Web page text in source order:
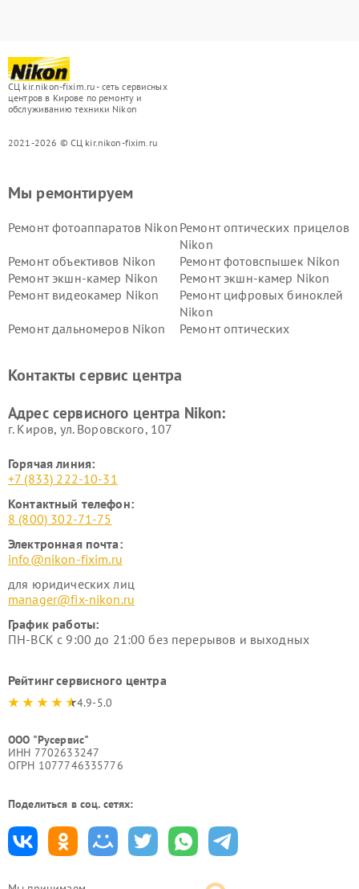
СЦ kir.nikon-fixim.ru - сеть сервисных
центров в Кирове по ремонту и
обслуживанию техники Nikon
2021-2026 © СЦ kir.nikon-fixim.ru
Мы ремонтируем
Ремонт фотоаппаратов Nikon Ремонт оптических прицелов
Nikon
Ремонт объективов Nikon
Ремонт фотовспышек Nikon
Ремонт экшн-камер Nikon
Ремонт экшн-камер Nikon
Ремонт видеокамер Nikon
Ремонт цифровых биноклей
Nikon
Ремонт дальномеров Nikon
Ремонт оптических
Контакты сервис центра
Адрес сервисного центра Nikon:
г. Киров, ул. Воровского, 107
Горячая линия:
+7 (833) 222-10-31
Контактный телефон:
8 (800) 302-71-75
Электронная почта:
info@nikon-fixim.ru
для юридических лиц
manager@fix-nikon.ru
График работы:
ПН-ВСК с 9:00 до 21:00 без перерывов и выходных
Рейтинг сервисного центра
4.9-5.0
ООО "Русервис"
ИНН 7702633247
ОГРН 1077746335776
Поделиться в соц. сетях: